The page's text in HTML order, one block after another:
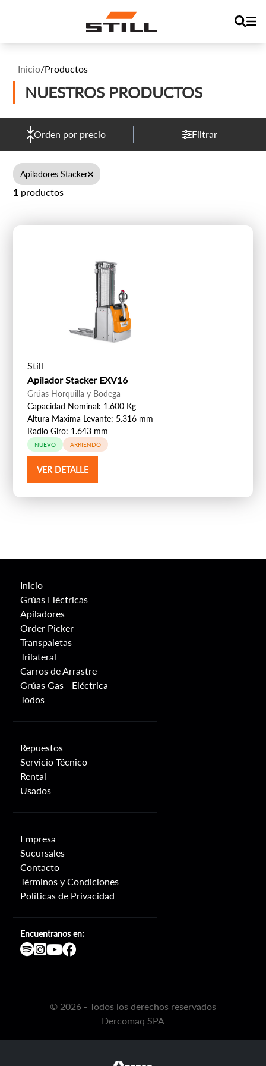
Inicio/Productos
NUESTROS PRODUCTOS
Orden por precio Filtrar
Apiladores Stacker
1 productos
Still
Apilador Stacker EXV16
Grúas Horquilla y Bodega
Capacidad Nominal: 1.600 Kg
Altura Maxima Levante: 5.316 mm
Radio Giro: 1.643 mm
NUEVO ARRIENDO
VER DETALLE
Inicio
Grúas Eléctricas
Apiladores
Order Picker
Transpaletas
Trilateral
Carros de Arrastre
Grúas Gas - Eléctrica
Todos
Repuestos
Servicio Técnico
Rental
Usados
Empresa
Sucursales
Contacto
Términos y Condiciones
Políticas de Privacidad
Encuentranos en:
© 2026 - Todos los derechos reservados
Dercomaq SPA